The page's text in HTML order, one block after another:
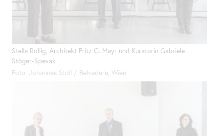
Stella Rollig, Architekt Fritz G. Mayr und Kuratorin Gabriele
Stöger-Spevak
Foto: Johannes Stoll / Belvedere, Wien